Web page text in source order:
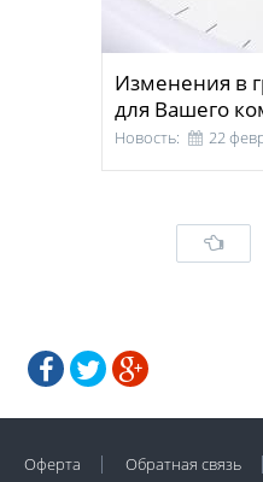
Изменения в
для Вашего
Новость: 22
Оферта Обратная связь